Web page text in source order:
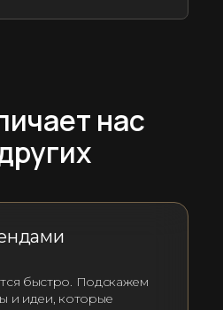
нас
быстро. Подскажем
и идеи, которые